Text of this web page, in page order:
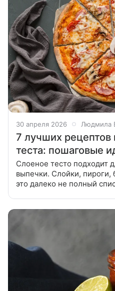
30 апреля 2026 Людмила
7 лучших рецептов
теста: пошаговые
Слоеное тесто подходит
выпечки. Слойки, пироги,
это далеко не полный